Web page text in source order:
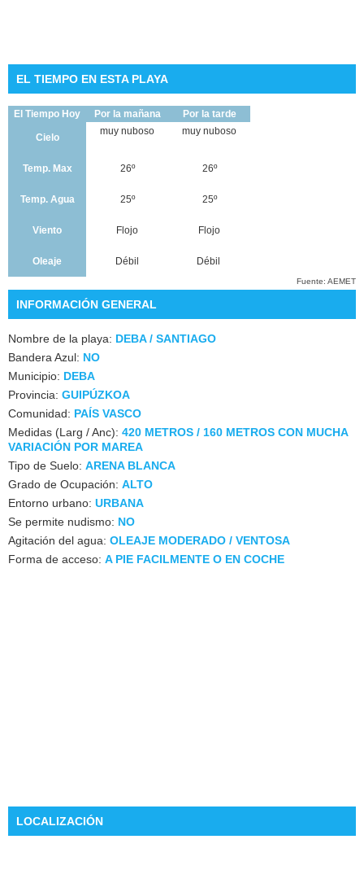
EL TIEMPO EN ESTA PLAYA
El Tiempo Hoy Por la mañana Por la tarde
Cielo
muy nuboso muy nuboso
Temp. Max 26º 26º
Temp. Agua 25º 25º
Viento Flojo Flojo
Oleaje Débil Débil
Fuente: AEMET
INFORMACIÓN GENERAL
Nombre de la playa: DEBA / SANTIAGO
Bandera Azul: NO
Municipio: DEBA
Provincia: GUIPÚZKOA
Comunidad: PAÍS VASCO
Medidas (Larg / Anc): 420 METROS / 160 METROS CON MUCHA
VARIACIÓN POR MAREA
Tipo de Suelo: ARENA BLANCA
Grado de Ocupación: ALTO
Entorno urbano: URBANA
Se permite nudismo: NO
Agitación del agua: OLEAJE MODERADO / VENTOSA
Forma de acceso: A PIE FACILMENTE O EN COCHE
LOCALIZACIÓN